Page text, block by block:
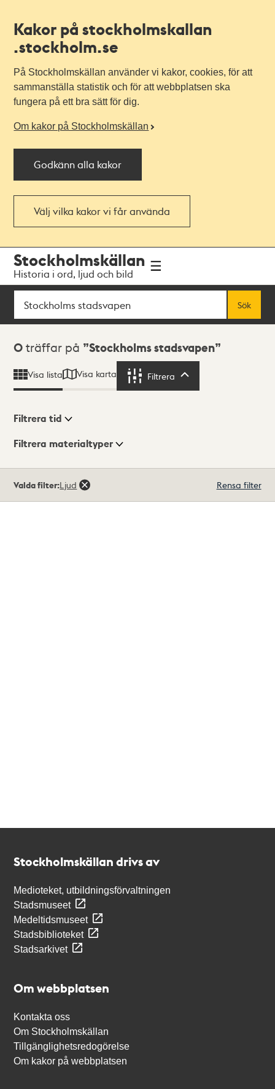
Kakor på stockholmskallan
.stockholm.se
På Stockholmskällan använder vi kakor, cookies, för att
sammanställa statistik och för att webbplatsen ska
fungera på ett bra sätt för dig.
Om kakor på Stockholmskällan
Godkänn alla kakor
Välj vilka kakor vi får använda
navigationen
huvudinnehållet
Stockholmskällan
Historia i ord, ljud och bild
Sök
Sök
Sökresultat
0 träffar på Stockholms stadsvapen
Visa lista Visa karta Filtrera
Visningsläge
Filtrera tid
Filtrera materialtyper
träffar
Valda filter:Ljud Rensa filter
Stockholmskällan drivs av
Medioteket, utbildningsförvaltningen
Stadsmuseet
Medeltidsmuseet
Stadsbiblioteket
Stadsarkivet
Om webbplatsen
Kontakta oss
Om Stockholmskällan
Tillgänglighetsredogörelse
Om kakor på webbplatsen